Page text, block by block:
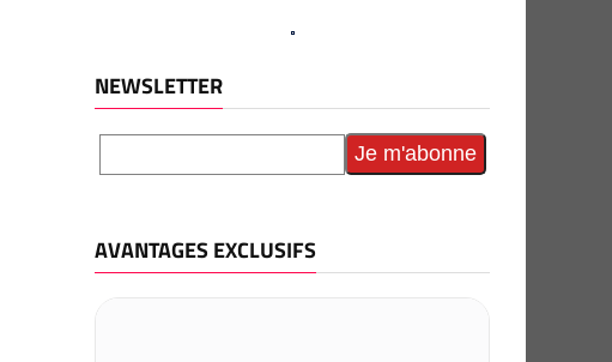
NEWSLETTER
AVANTAGES EXCLUSIFS